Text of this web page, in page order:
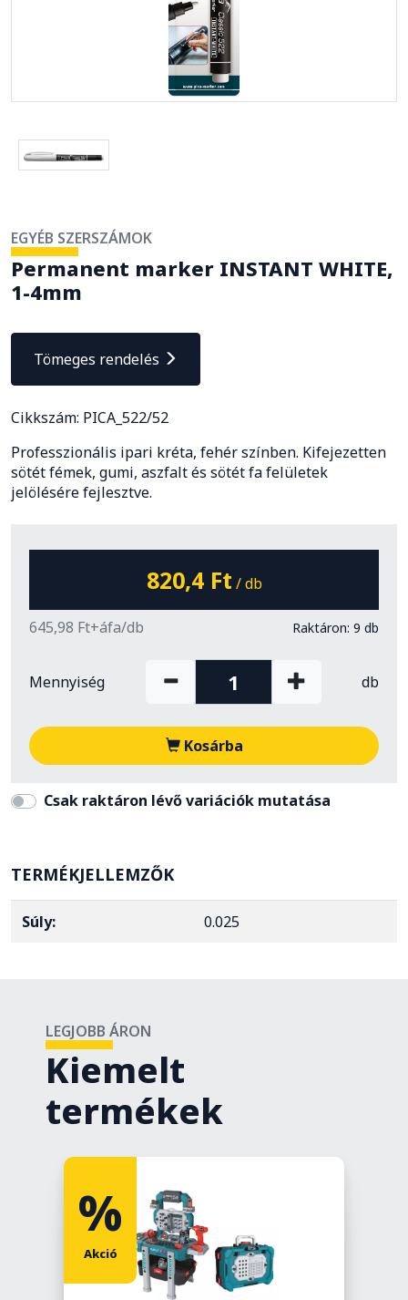
EGYÉB SZERSZÁMOK
Permanent marker INSTANT WHITE,
1-4mm
Tömeges rendelés
Cikkszám: PICA_522/52
Professzionális ipari kréta, fehér színben. Kifejezetten
sötét fémek, gumi, aszfalt és sötét fa felületek
jelölésére fejlesztve.
820,4 Ft / db
645,98 Ft+áfa/db Raktáron: 9 db
Mennyiség db
Kosárba
Csak raktáron lévő variációk mutatása
TERMÉKJELLEMZŐK
Súly: 0.025
LEGJOBB ÁRON
Kiemelt
termékek
%
Akció